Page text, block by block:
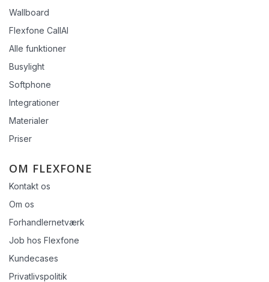
Wallboard
Flexfone CallAI
Alle funktioner
Busylight
Softphone
Integrationer
Materialer
Priser
OM FLEXFONE
Kontakt os
Om os
Forhandlernetværk
Job hos Flexfone
Kundecases
Privatlivspolitik